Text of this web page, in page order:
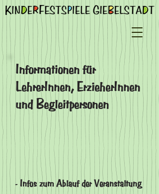
Informationen für
LehrerInnen, ErzieherInnen
und Begleitpersonen
- Infos zum Ablauf der Veranstaltung